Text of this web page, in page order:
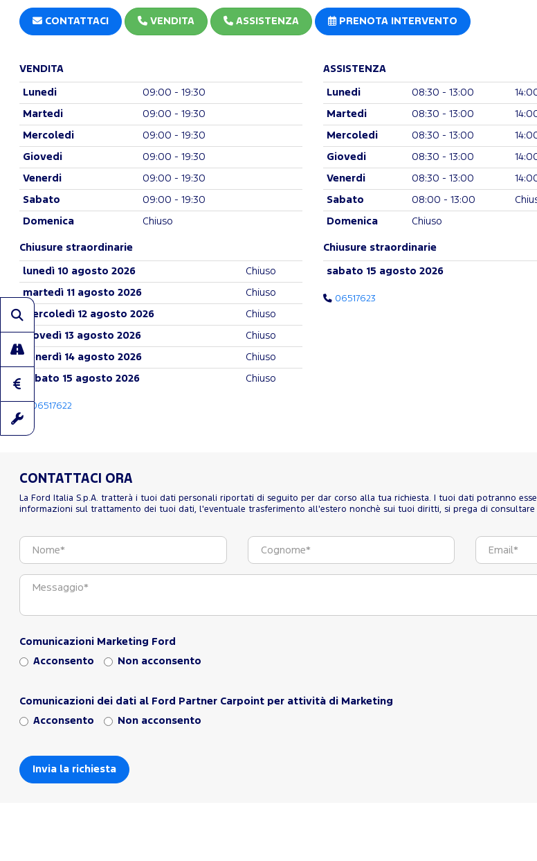
CONTATTACI VENDITA ASSISTENZA PRENOTA INTERVENTO
VENDITA
Lunedi 09:00 - 19:30
Martedi 09:00 - 19:30
Mercoledi 09:00 - 19:30
Giovedi 09:00 - 19:30
Venerdi 09:00 - 19:30
Sabato 09:00 - 19:30
Domenica Chiuso
Chiusure straordinarie
lunedì 10 agosto 2026 Chiuso
martedì 11 agosto 2026 Chiuso
mercoledì 12 agosto 2026 Chiuso
giovedì 13 agosto 2026 Chiuso
venerdì 14 agosto 2026 Chiuso
sabato 15 agosto 2026 Chiuso
06517622
ASSISTENZA
Lunedi 08:30 - 13:00
Martedi 08:30 - 13:00
Mercoledi 08:30 - 13:00
Giovedi 08:30 - 13:00
Venerdi 08:30 - 13:00
Sabato 08:00 - 13:00
Domenica Chiuso
Chiusure straordinarie
sabato 15 agosto 2026
06517623
CONTATTACI ORA
La Ford Italia S.p.A. tratterà i tuoi dati personali riportati di seguito per dar corso alla tua richiesta. I tuoi dati potranno
informazioni sul trattamento dei tuoi dati, l'eventuale trasferimento all'estero nonchè sui tuoi diritti, si prega di consultare
Comunicazioni Marketing Ford
Acconsento Non acconsento
Comunicazioni dei dati al Ford Partner Carpoint per attività di Marketing
Acconsento Non acconsento